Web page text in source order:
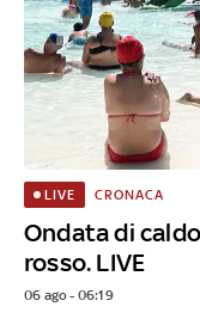
Ondata di
rosso. LIVE
LIVE CRONACA
06 ago - 06:19